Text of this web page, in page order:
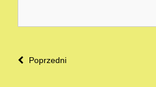
Poprzedni